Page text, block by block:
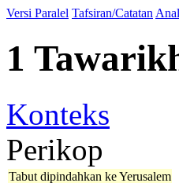
Versi Paralel Tafsiran/Catatan
1
Konteks
Perikop
Tabut dipindahkan ke Yerusalem